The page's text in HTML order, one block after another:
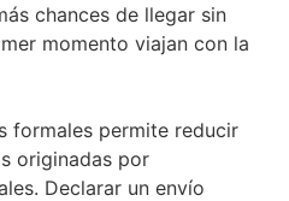
chances de llegar sin
momento viajan con la
formales permite reducir
originadas por
Declarar un envío